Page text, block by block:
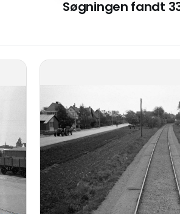
Søgningen fandt